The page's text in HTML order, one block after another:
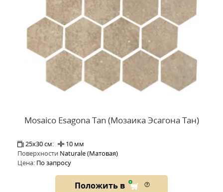
Mosaico Esagona Tan (Мозаика Эсагона Тан)
25x30 см:
10 мм
Поверхности Naturale (Матовая)
Цена: По запросу
Положить в